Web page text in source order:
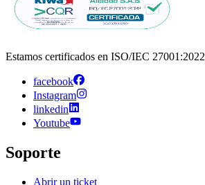
Estamos certificados en ISO/IEC 27001:2022
facebook
Instagram
linkedin
Youtube
Soporte
Abrir un ticket